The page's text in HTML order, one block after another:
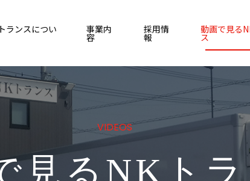
ランスについ 事業内
容
採用情
報
動画で見る
ス
ージ 会社概要
ジグループの想い データで見る
一日の流れ
ビュー データで見る
VIDEOS